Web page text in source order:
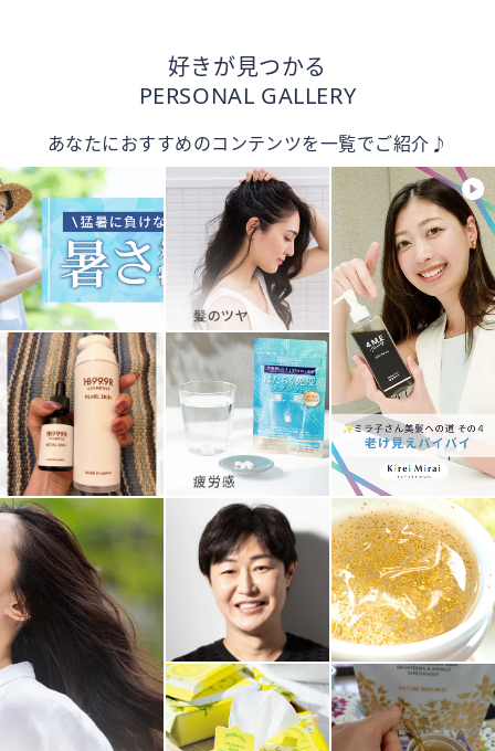
好きが見つかる
PERSONAL GALLERY
あなたにおすすめのコンテンツを一覧でご紹介♪